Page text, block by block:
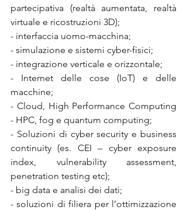
partecipativa (realtà aumentata, realtà
virtuale e ricostruzioni 3D);
- interfaccia uomo-macchina;
- simulazione e sistemi cyber-fisici;
- integrazione verticale e orizzontale;
- Internet delle cose (IoT) e delle
macchine;
- Cloud, High Performance Computing
- HPC, fog e quantum computing;
- Soluzioni di cyber security e business
continuity (es. CEI – cyber exposure
index, vulnerability assessment,
penetration testing etc);
- big data e analisi dei dati;
- soluzioni di filiera per l’ottimizzazione